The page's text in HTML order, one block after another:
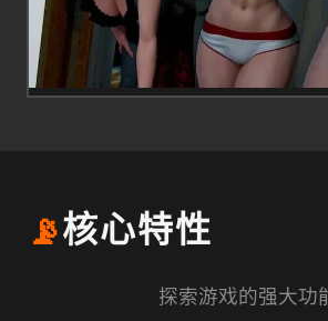
📡核心特性
探索游戏的强大功